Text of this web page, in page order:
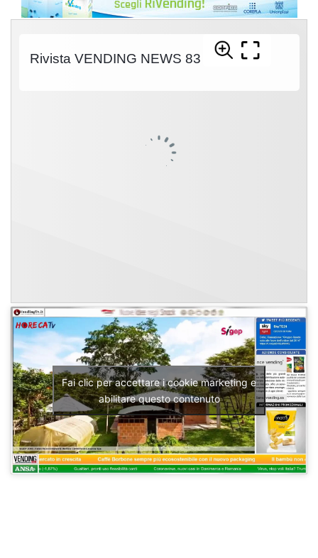
Fai clic per accettare i cookie marketing e
abilitare questo contenuto